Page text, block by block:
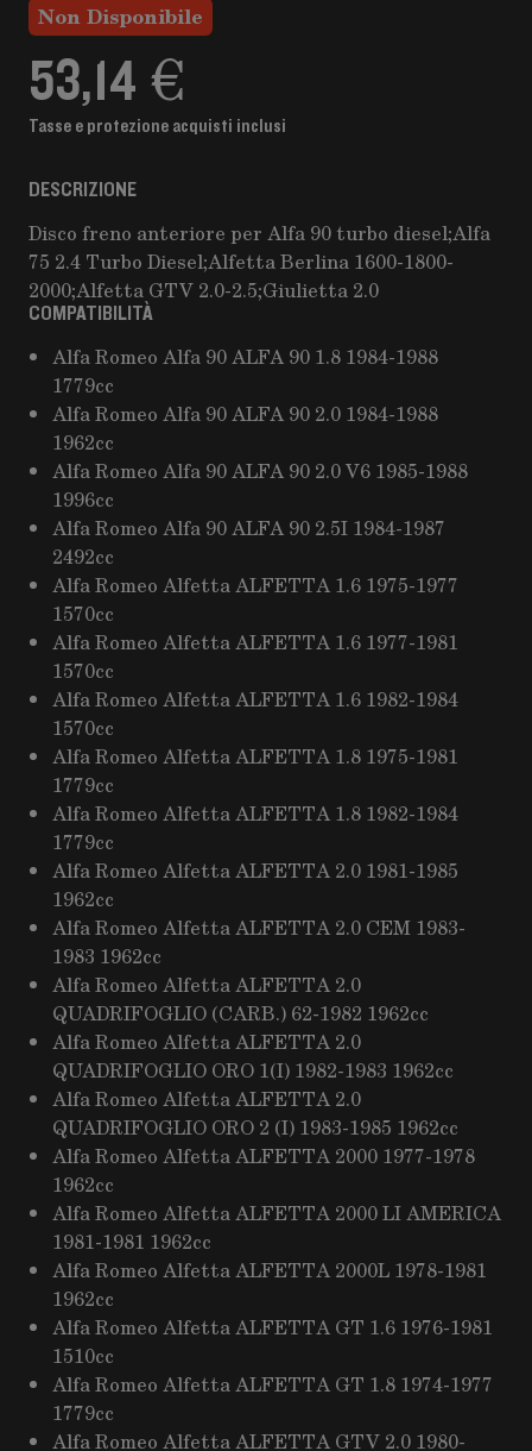
Non Disponibile
53,14 €
Tasse e protezione acquisti inclusi
DESCRIZIONE
Disco freno anteriore per Alfa 90 turbo diesel;Alfa
75 2.4 Turbo Diesel;Alfetta Berlina 1600-1800-
2000;Alfetta GTV 2.0-2.5;Giulietta 2.0
COMPATIBILITÀ
Alfa Romeo Alfa 90 ALFA 90 1.8 1984-1988
1779cc
Alfa Romeo Alfa 90 ALFA 90 2.0 1984-1988
1962cc
Alfa Romeo Alfa 90 ALFA 90 2.0 V6 1985-1988
1996cc
Alfa Romeo Alfa 90 ALFA 90 2.5I 1984-1987
2492cc
Alfa Romeo Alfetta ALFETTA 1.6 1975-1977
1570cc
Alfa Romeo Alfetta ALFETTA 1.6 1977-1981
1570cc
Alfa Romeo Alfetta ALFETTA 1.6 1982-1984
1570cc
Alfa Romeo Alfetta ALFETTA 1.8 1975-1981
1779cc
Alfa Romeo Alfetta ALFETTA 1.8 1982-1984
1779cc
Alfa Romeo Alfetta ALFETTA 2.0 1981-1985
1962cc
Alfa Romeo Alfetta ALFETTA 2.0 CEM 1983-
1983 1962cc
Alfa Romeo Alfetta ALFETTA 2.0
QUADRIFOGLIO (CARB.) 62-1982 1962cc
Alfa Romeo Alfetta ALFETTA 2.0
QUADRIFOGLIO ORO 1(I) 1982-1983 1962cc
Alfa Romeo Alfetta ALFETTA 2.0
QUADRIFOGLIO ORO 2 (I) 1983-1985 1962cc
Alfa Romeo Alfetta ALFETTA 2000 1977-1978
1962cc
Alfa Romeo Alfetta ALFETTA 2000 LI AMERICA
1981-1981 1962cc
Alfa Romeo Alfetta ALFETTA 2000L 1978-1981
1962cc
Alfa Romeo Alfetta ALFETTA GT 1.6 1976-1981
1510cc
Alfa Romeo Alfetta ALFETTA GT 1.8 1974-1977
1779cc
Alfa Romeo Alfetta ALFETTA GTV 2.0 1980-